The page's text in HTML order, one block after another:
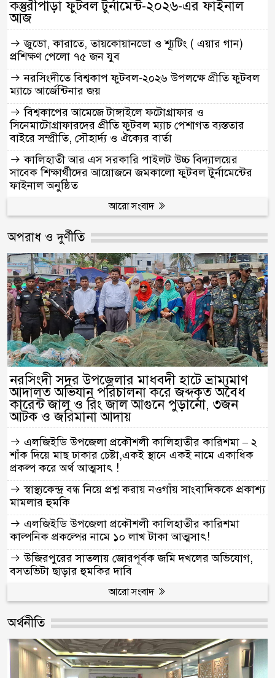
কস্তুরীপাড়া ফুটবল টুর্নামেন্ট-২০২৬-এর ফাইনাল
আজ
জুডো, কারাতে, তায়কোয়ানডো ও শ্যূটিং ( এয়ার গান)
প্রশিক্ষণ পেলো ৭৫ জন যুব
নরসিংদীতে বিশ্বকাপ ফুটবল-২০২৬ উপলক্ষে প্রীতি ফুটবল
ম্যাচে আর্জেন্টিনার জয়
বিশ্বকাপের আমেজে টাঙ্গাইলে ফটোগ্রাফার ও
সিনেমাটোগ্রাফারদের প্রীতি ফুটবল ম্যাচ পেশাগত ব্যস্ততার
বাইরে সম্প্রীতি, সৌহার্দ্য ও ঐক্যের বার্তা
কালিহাতী আর এস সরকারি পাইলট উচ্চ বিদ্যালয়ের
সাবেক শিক্ষার্থীদের আয়োজনে জমকালো ফুটবল টুর্নামেন্টের
ফাইনাল অনুষ্ঠিত
আরো সংবাদ
অপরাধ ও দুর্ণীতি
নরসিংদী সদর উপজেলার মাধবদী হাটে ভ্রাম্যমাণ
আদালত অভিযান পরিচালনা করে জব্দকৃত অবৈধ
কারেন্ট জাল ও রিং জাল আগুনে পুড়ানো, ৩জন
আটক ও জরিমানা আদায়
এলজিইডি উপজেলা প্রকৌশলী কালিহাতীর কারিশমা – ২
শাঁক দিয়ে মাছ ঢাকার চেষ্টা,একই স্থানে একই নামে একাধিক
প্রকল্প করে অর্থ আত্মসাৎ !
স্বাস্থ্যকেন্দ্র বন্ধ নিয়ে প্রশ্ন করায় নওগাঁয় সাংবাদিককে প্রকাশ্য
মামলার হুমকি
এলজিইডি উপজেলা প্রকৌশলী কালিহাতীর কারিশমা
কাল্পনিক প্রকল্পের নামে ১০ লাখ টাকা আত্মসাৎ!
উজিরপুরের সাতলায় জোরপূর্বক জমি দখলের অভিযোগ,
বসতভিটা ছাড়ার হুমকির দাবি
আরো সংবাদ
অর্থনীতি